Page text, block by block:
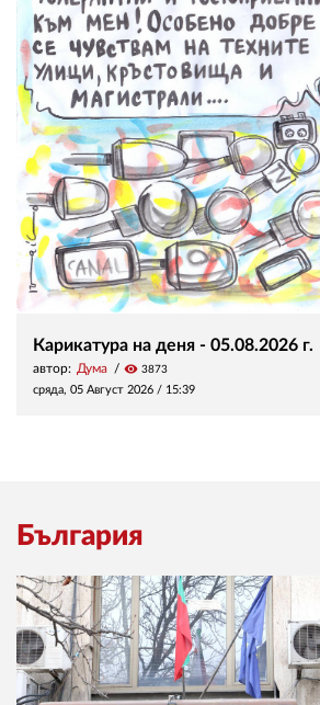
Карикатура на деня - 05.08.2026 г.
автор: Дума visibility 3873
сряда, 05 Август 2026 / 15:39
България